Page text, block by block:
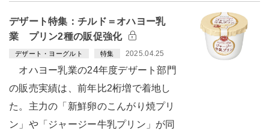
デザート特集：チルド＝オハヨー乳
業 プリン2種の販促強化
デザート・ヨーグルト 特集 2025.04.25
オハヨー乳業の24年度デザート部門
の販売実績は、前年比2桁増で着地し
た。主力の「新鮮卵のこんがり焼プリ
ン」や「ジャージー牛乳プリン」が同